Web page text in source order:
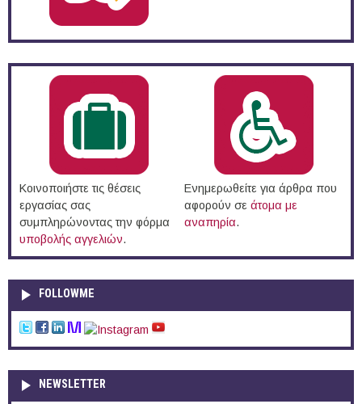
Κοινοποιήστε τις θέσεις
εργασίας σας
συμπληρώνοντας την φόρμα
υποβολής αγγελιών.
Ενημερωθείτε για άρθρα που
αφορούν σε άτομα με
αναπηρία.
FOLLOWME
NEWSLETTER